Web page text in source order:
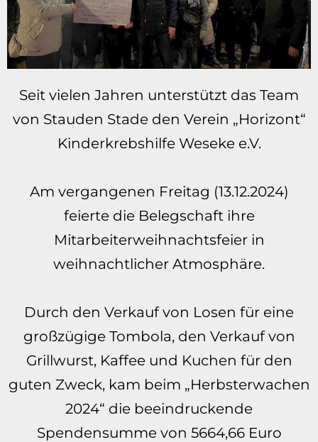
Seit vielen Jahren unterstützt das Team
von Stauden Stade den Verein „Horizont“
Kinderkrebshilfe Weseke e.V.
Am vergangenen Freitag (13.12.2024)
feierte die Belegschaft ihre
Mitarbeiterweihnachtsfeier in
weihnachtlicher Atmosphäre.
Durch den Verkauf von Losen für eine
großzügige Tombola, den Verkauf von
Grillwurst, Kaffee und Kuchen für den
guten Zweck, kam beim „Herbsterwachen
2024“ die beeindruckende
Spendensumme von 5664,66 Euro